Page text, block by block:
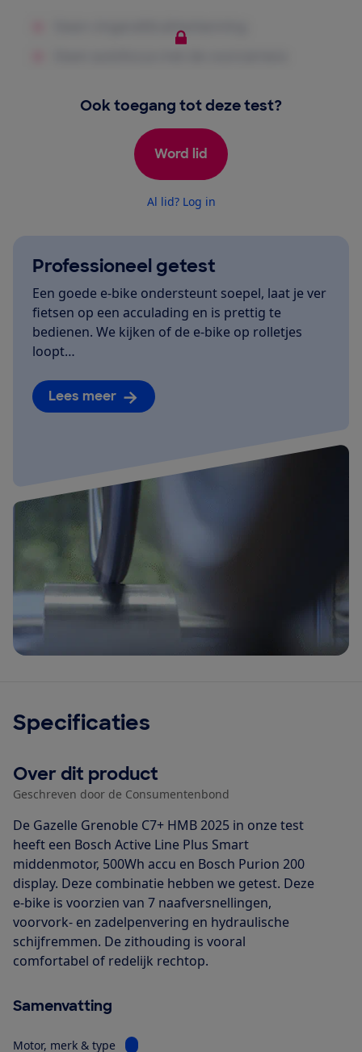
Ook toegang tot deze test?
Word lid
Al lid? Log in
Professioneel getest
Een goede e-bike ondersteunt soepel, laat je ver
fietsen op een acculading en is prettig te
bedienen. We kijken of de e-bike op rolletjes
loopt…
Lees meer
Specificaties
Over dit product
Geschreven door de Consumentenbond
De Gazelle Grenoble C7+ HMB 2025 in onze test
heeft een Bosch Active Line Plus Smart
middenmotor, 500Wh accu en Bosch Purion 200
display. Deze combinatie hebben we getest. Deze
e-bike is voorzien van 7 naafversnellingen,
voorvork- en zadelpenvering en hydraulische
schijfremmen. De zithouding is vooral
comfortabel of redelijk rechtop.
Samenvatting
Motor, merk & type
Bekijk informatie voor Motor, merk & type